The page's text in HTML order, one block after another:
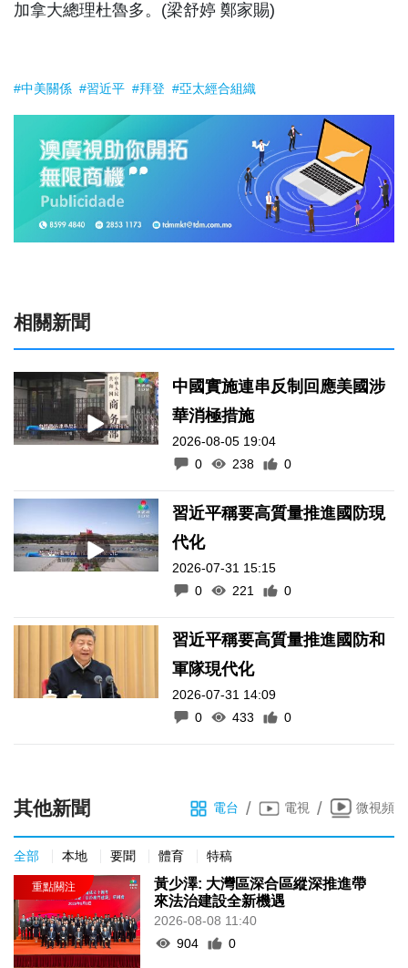
加拿大總理杜魯多。(梁舒婷 鄭家賜)
#中美關係 #習近平 #拜登 #亞太經合組織
相關新聞
中國實施連串反制回應美國涉
華消極措施
2026-08-05 19:04
0
238 0
習近平稱要高質量推進國防現
代化
2026-07-31 15:15
0
221 0
習近平稱要高質量推進國防和
軍隊現代化
2026-07-31 14:09
0
433 0
其他新聞 電台 / 電視 / 微視頻
全部 本地 要聞 體育 特稿
黃少澤: 大灣區深合區縱深推進帶
來法治建設全新機遇
2026-08-08 11:40
904
0